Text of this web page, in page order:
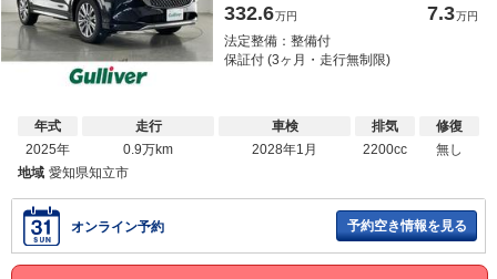
332.6万円 7.3万円
法定整備：整備付
保証付 (3ヶ月・走行無制限)
年式
2025年
走行
0.9万km
車検
2028年1月
排気
2200cc
修復
無し
地域 愛知県知立市
オンライン予約 予約空き情報を見る